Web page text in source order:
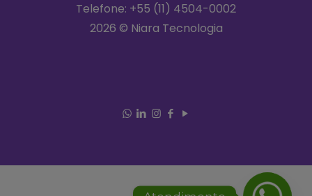
Telefone: +55 (11) 4504-0002
2026 © Niara Tecnologia